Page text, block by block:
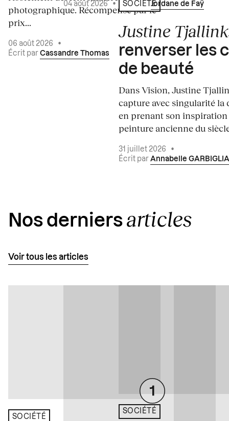
photographique. Récompensé par le
prix...
06 août 2026
•
Écrit par Cassandre Thomas
04 août 2026 • Écrit par Jordane de Faÿ
SOCIÉTÉ
Justine
renverser les
de beauté
Dans Vision, Justine
capture avec singularité la
en prenant son inspiration
peinture ancienne du
31 juillet 2026
•
Écrit par Annabelle GARBIGLIA
Nos derniers articles
Voir tous les articles
SOCIÉTÉ
SOCIÉTÉ